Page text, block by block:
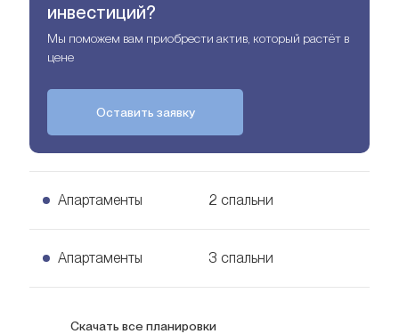
инвестиций?
Мы поможем вам приобрести актив, который растёт в
цене
Оставить заявку
Апартаменты 2 спальни
2 спальни Апартаменты
Узнать цену126 кв. м.
Апартаменты 3 спальни
3 спальни Апартаменты
Скачать все планировки